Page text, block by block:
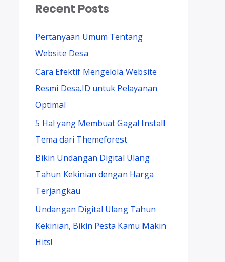
Recent Posts
Pertanyaan Umum Tentang
Website Desa
Cara Efektif Mengelola Website
Resmi Desa.ID untuk Pelayanan
Optimal
5 Hal yang Membuat Gagal Install
Tema dari Themeforest
Bikin Undangan Digital Ulang
Tahun Kekinian dengan Harga
Terjangkau
Undangan Digital Ulang Tahun
Kekinian, Bikin Pesta Kamu Makin
Hits!